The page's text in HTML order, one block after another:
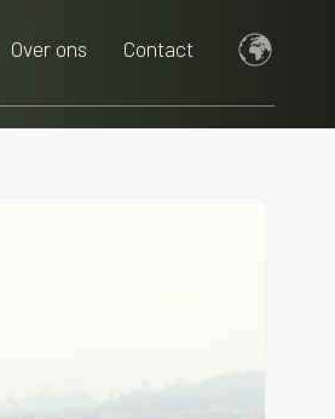
Over ons Contact